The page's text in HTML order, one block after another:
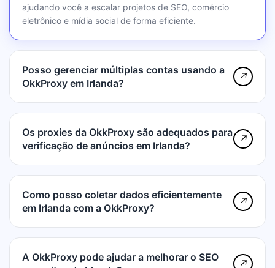
ajudando você a escalar projetos de SEO, comércio
eletrônico e mídia social de forma eficiente.
Posso gerenciar múltiplas contas usando a
OkkProxy em Irlanda?
↗
Os proxies da OkkProxy são adequados para
verificação de anúncios em Irlanda?
↗
Como posso coletar dados eficientemente
em Irlanda com a OkkProxy?
↗
A OkkProxy pode ajudar a melhorar o SEO
↗